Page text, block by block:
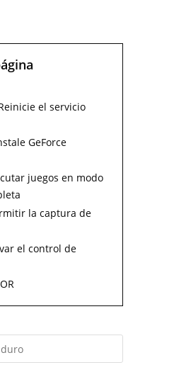
el servicio
GeForce
juegos en modo
la captura de
el control de